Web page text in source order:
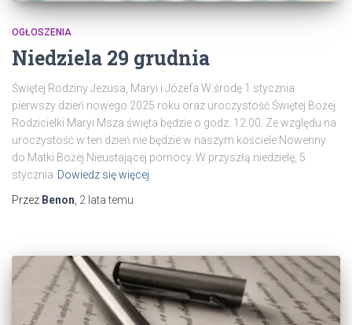
OGŁOSZENIA
Niedziela 29 grudnia
Świętej Rodziny Jezusa, Maryi i Józefa W środę 1 stycznia
pierwszy dzień nowego 2025 roku oraz uroczystość Świętej Bożej
Rodzicielki Maryi Msza święta będzie o godz. 12.00. Ze względu na
uroczystość w ten dzień nie będzie w naszym kościele Nowenny
do Matki Bożej Nieustającej pomocy. W przyszłą niedzielę, 5
stycznia Dowiedz się więcej
Przez Benon 2 latatemu